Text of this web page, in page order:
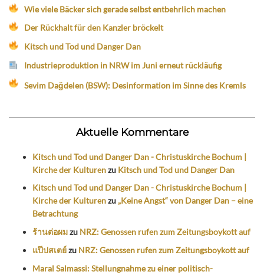
Wie viele Bäcker sich gerade selbst entbehrlich machen
Der Rückhalt für den Kanzler bröckelt
Kitsch und Tod und Danger Dan
Industrieproduktion in NRW im Juni erneut rückläufig
Sevim Dağdelen (BSW): Desinformation im Sinne des Kremls
Aktuelle Kommentare
Kitsch und Tod und Danger Dan - Christuskirche Bochum |
Kirche der Kulturenzu Kitsch und Tod und Danger Dan
Kitsch und Tod und Danger Dan - Christuskirche Bochum |
Kirche der Kulturenzu „Keine Angst“ von Danger Dan – eine
Betrachtung
ร้านต่อผมzu NRZ: Genossen rufen zum Zeitungsboykott auf
แป๊ปสเตย์zu NRZ: Genossen rufen zum Zeitungsboykott auf
Maral Salmassi: Stellungnahme zu einer politisch-